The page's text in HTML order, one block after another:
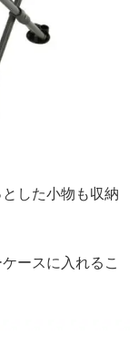
した小物も収納
ースに入れるこ